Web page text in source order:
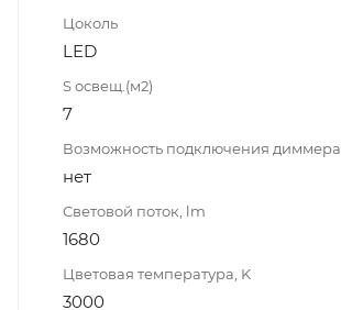
Цоколь
LED
S освещ.(м2)
7
Возможность подключения диммера
нет
Световой поток, lm
1680
Цветовая температура, K
3000